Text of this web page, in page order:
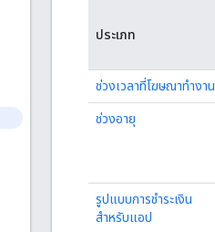
ประเภท
ช่วงเวลาที่โฆษณาทำงาน
ช่วงอายุ
รูปแบบการชำระเงิน
สำหรับแอป